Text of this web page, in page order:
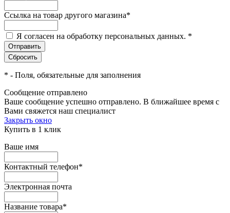
Ссылка на товар другого магазина*
Я согласен на обработку персональных данных. *
* - Поля, обязательные для заполнения
Сообщение отправлено
Ваше сообщение успешно отправлено. В ближайшее время с
Вами свяжется наш специалист
Закрыть окно
Купить в 1 клик
Ваше имя
Контактный телефон*
Электронная почта
Название товара*